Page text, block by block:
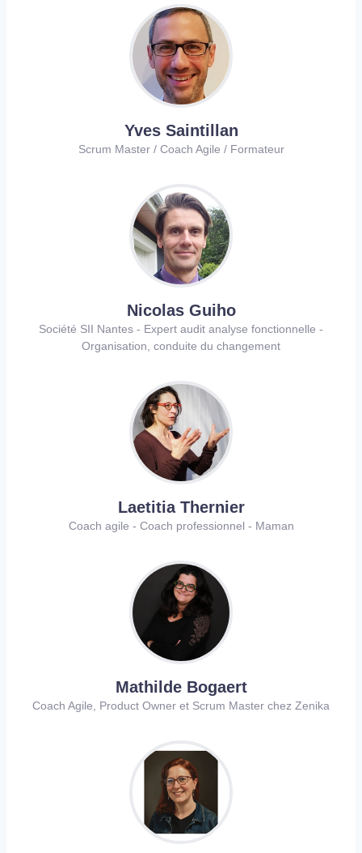
Yves Saintillan
Scrum Master / Coach Agile / Formateur
Nicolas Guiho
Société SII Nantes - Expert audit analyse fonctionnelle -
Organisation, conduite du changement
Laetitia Thernier
Coach agile - Coach professionnel - Maman
Mathilde Bogaert
Coach Agile, Product Owner et Scrum Master chez Zenika